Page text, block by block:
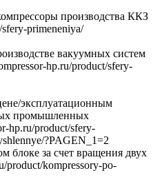
производства ККЗ
primeneniya/
вакуумных систем
hp.ru/product/sfery-
эксплуатационным
промышленных
hp.ru/product/sfery-
?PAGEN_1=2
блоке за счет вращения двух
product/kompressory-po-